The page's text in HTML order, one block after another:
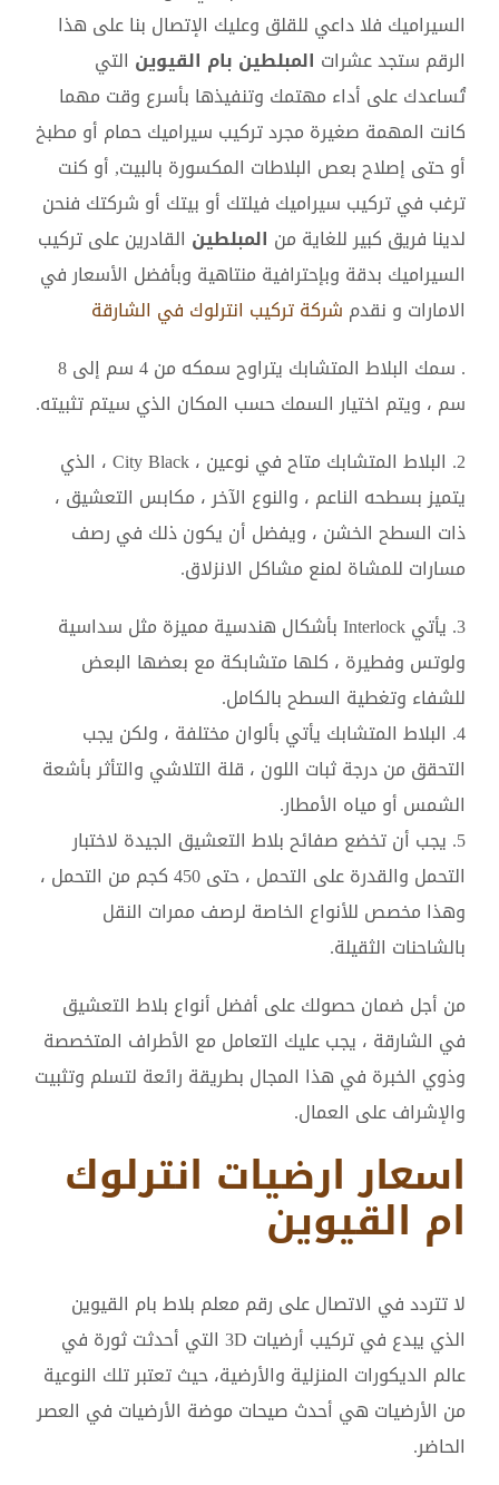
السيراميك فلا داعي للقلق وعليك الإتصال بنا على هذا
الرقم ستجد عشرات المبلطين بام القيوين التي
تُساعدك على أداء مهتمك وتنفيذها بأسرع وقت مهما
كانت المهمة صغيرة مجرد تركيب سيراميك حمام أو مطبخ
أو حتى إصلاح بعص البلاطات المكسورة بالبيت, أو كنت
ترغب في تركيب سيراميك فيلتك أو بيتك أو شركتك فنحن
لدينا فريق كبير للغاية من المبلطين القادرين على تركيب
السيراميك بدقة وبإحترافية منتاهية وبأفضل الأسعار في
الامارات و نقدم شركة تركيب انترلوك في الشارقة
. سمك البلاط المتشابك يتراوح سمكه من 4 سم إلى 8
سم ، ويتم اختيار السمك حسب المكان الذي سيتم تثبيته.
2. البلاط المتشابك متاح في نوعين ، City Black ، الذي
يتميز بسطحه الناعم ، والنوع الآخر ، مكابس التعشيق ،
ذات السطح الخشن ، ويفضل أن يكون ذلك في رصف
مسارات للمشاة لمنع مشاكل الانزلاق.
3. يأتي Interlock بأشكال هندسية مميزة مثل سداسية
ولوتس وفطيرة ، كلها متشابكة مع بعضها البعض
للشفاء وتغطية السطح بالكامل.
4. البلاط المتشابك يأتي بألوان مختلفة ، ولكن يجب
التحقق من درجة ثبات اللون ، قلة التلاشي والتأثر بأشعة
الشمس أو مياه الأمطار.
5. يجب أن تخضع صفائح بلاط التعشيق الجيدة لاختبار
التحمل والقدرة على التحمل ، حتى 450 كجم من التحمل ،
وهذا مخصص للأنواع الخاصة لرصف ممرات النقل
بالشاحنات الثقيلة.
من أجل ضمان حصولك على أفضل أنواع بلاط التعشيق
في الشارقة ، يجب عليك التعامل مع الأطراف المتخصصة
وذوي الخبرة في هذا المجال بطريقة رائعة لتسلم وتثبيت
والإشراف على العمال.
اسعار ارضيات انترلوك
ام القيوين
لا تتردد في الاتصال على رقم معلم بلاط بام القيوين
الذي يبدع في تركيب أرضيات 3D التي أحدثت ثورة في
عالم الديكورات المنزلية والأرضية، حيث تعتبر تلك النوعية
من الأرضيات هي أحدث صيحات موضة الأرضيات في العصر
الحاضر.